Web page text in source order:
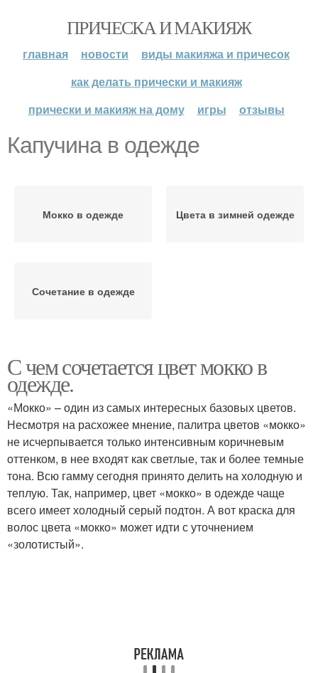
ПРИЧЕСКА И МАКИЯЖ
главная новости
виды макияжа и причесок
как делать прически и макияж
прически и макияж на дому
игры отзывы
Капучина в одежде
Мокко в одежде Цвета в зимней одежде
Сочетание в одежде
С чем сочетается цвет мокко в
одежде.
«Мокко» – один из самых интересных базовых цветов.
Несмотря на расхожее мнение, палитра цветов «мокко»
не исчерпывается только интенсивным коричневым
оттенком, в нее входят как светлые, так и более темные
тона. Всю гамму сегодня принято делить на холодную и
теплую. Так, например, цвет «мокко» в одежде чаще
всего имеет холодный серый подтон. А вот краска для
волос цвета «мокко» может идти с уточнением
«золотистый».